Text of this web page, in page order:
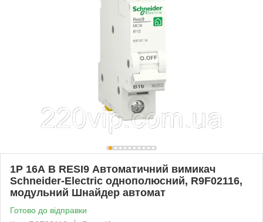
1P 16А B RESI9 Автоматичний вимикач
Schneider-Electric однополюсний, R9F02116,
модульний Шнайдер автомат
Готово до відправки